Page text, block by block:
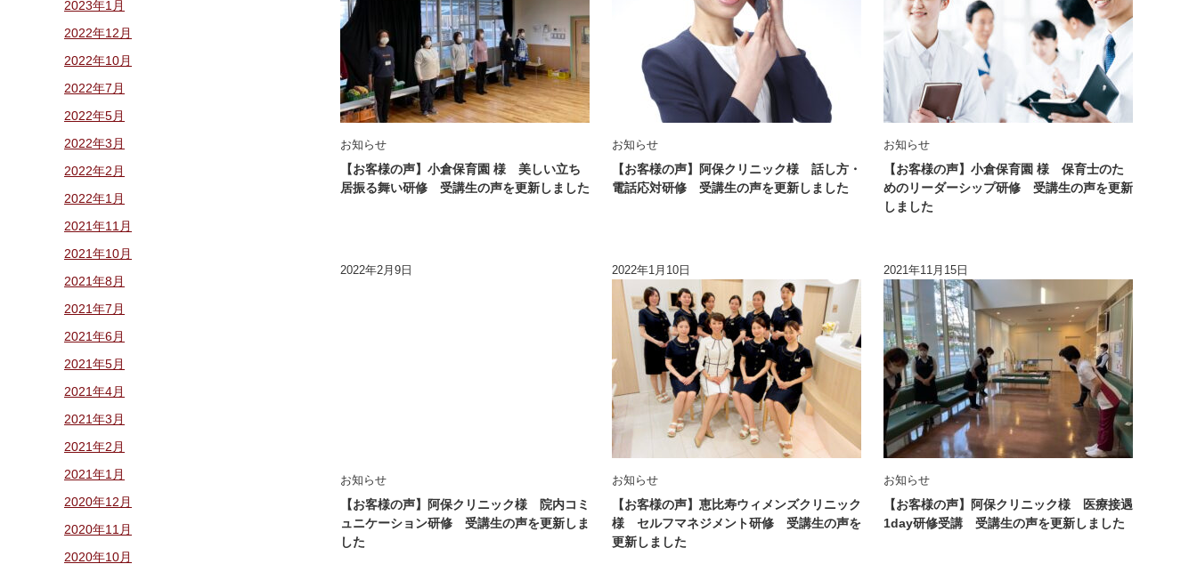
お知らせ
【お客様の声】小倉保育園 様 美しい立ち
居振る舞い研修 受講生の声を更新しました
お知らせ
【お客様の声】阿保クリニック様 話し方・
電話応対研修 受講生の声を更新しました
お知らせ
【お客様の声】小倉保育園 様 保育士のた
めのリーダーシップ研修 受講生の声を更新
しました
2022年2月9日
お知らせ
【お客様の声】阿保クリニック様 院内コミ
ュニケーション研修 受講生の声を更新しま
した
2022年1月10日
お知らせ
【お客様の声】恵比寿ウィメンズクリニック
様 セルフマネジメント研修 受講生の声を
更新しました
2021年11月15日
お知らせ
【お客様の声】阿保クリニック様 医療接遇
1day研修受講 受講生の声を更新しました
2023年1月
2022年12月
2022年10月
2022年7月
2022年5月
2022年3月
2022年2月
2022年1月
2021年11月
2021年10月
2021年8月
2021年7月
2021年6月
2021年5月
2021年4月
2021年3月
2021年2月
2021年1月
2020年12月
2020年11月
2020年10月